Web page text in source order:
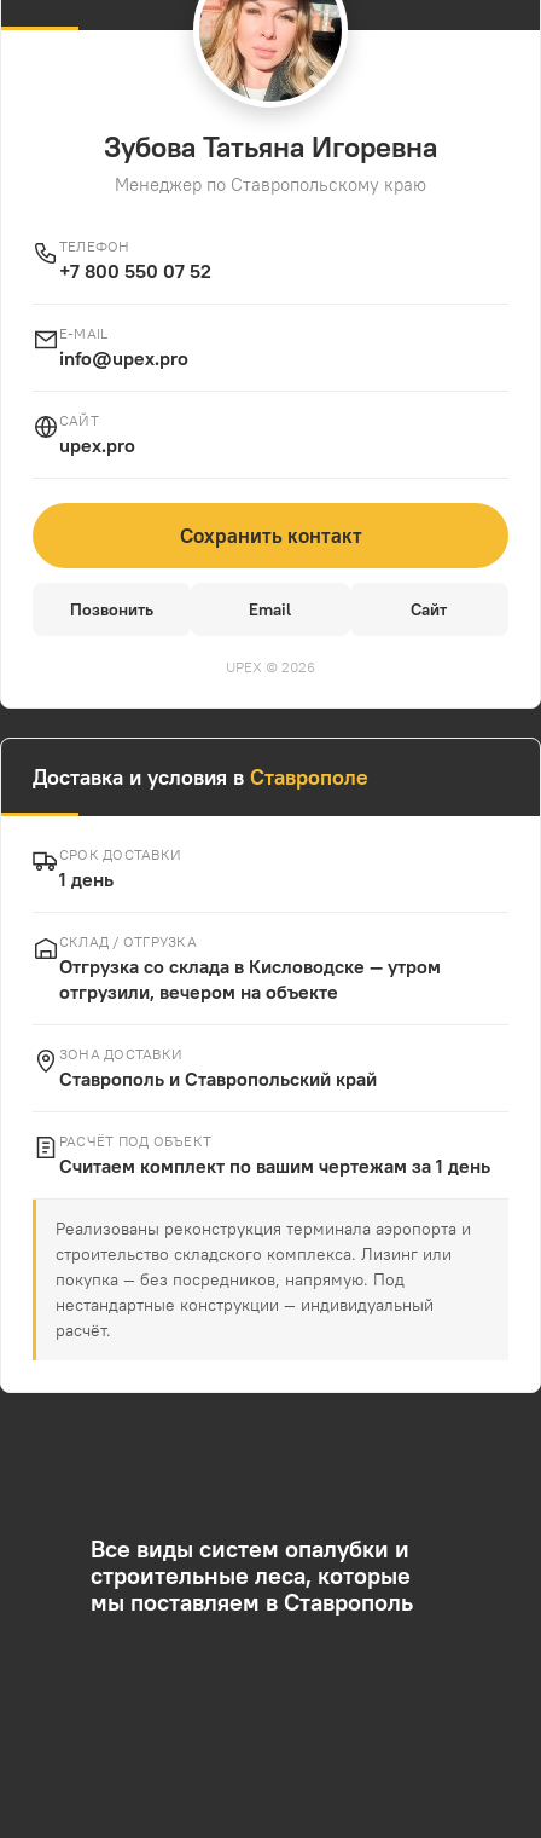
Доставка и условия в Ставрополе
СРОК ДОСТАВКИ
1 день
СКЛАД / ОТГРУЗКА
Отгрузка со склада в Кисловодске — утром
отгрузили, вечером на объекте
ЗОНА ДОСТАВКИ
Ставрополь и Ставропольский край
РАСЧЁТ ПОД ОБЪЕКТ
Считаем комплект по вашим чертежам за 1 день
Реализованы реконструкция терминала аэропорта и
строительство складского комплекса. Лизинг или
покупка — без посредников, напрямую. Под
нестандартные конструкции — индивидуальный
расчёт.
Зубова Татьяна Игоревна
Менеджер по Ставропольскому краю
ТЕЛЕФОН
+7 800 550 07 52
E-MAIL
info@upex.pro
САЙТ
upex.pro
Сохранить контакт
Позвонить Email Сайт
UPEX © 2026
Все виды систем опалубки и
строительные леса, которые
мы поставляем в Ставрополь